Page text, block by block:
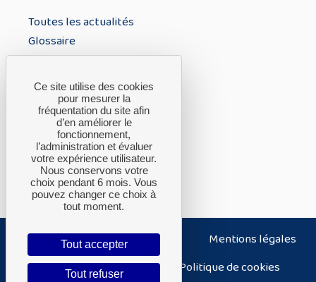
Toutes les actualités
Glossaire
À PROPOS
A propos du CTH
FAQ
Nous contacter
Nous contacter Plan du site
Mentions légales
Politique de confidentialité
Politique de cookies
Ce site utilise des cookies
pour mesurer la
fréquentation du site afin
d’en améliorer le
fonctionnement,
l’administration et évaluer
votre expérience utilisateur.
Nous conservons votre
choix pendant 6 mois. Vous
pouvez changer ce choix à
tout moment.
Tout accepter
Tout refuser